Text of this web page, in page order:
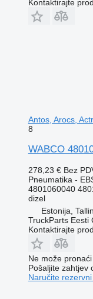
Kontaktirajte
Antos, Arocs,
8
WABCO
278,23 € Bez
Pneumatika -
4801060040
dizel
Estonija,
TruckParts Eesti
Kontaktirajte
Ne može
Pošaljite zahtjev
Naručite